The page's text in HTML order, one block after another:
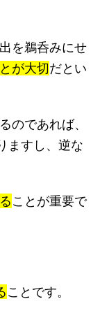
を鵜呑みにせ
が大切だとい
のであれば、
ますし、逆な
ことが重要で
ことです。